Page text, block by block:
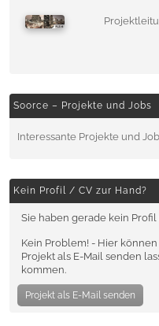
Soorce – Projekte und Jobs
Interessante Projekte und
Kein Profil / CV zur Hand?
Sie haben gerade kein
Kein Problem! - Hier
Projekt als E-Mail senden
kommen.
Projekt als E-Mail senden